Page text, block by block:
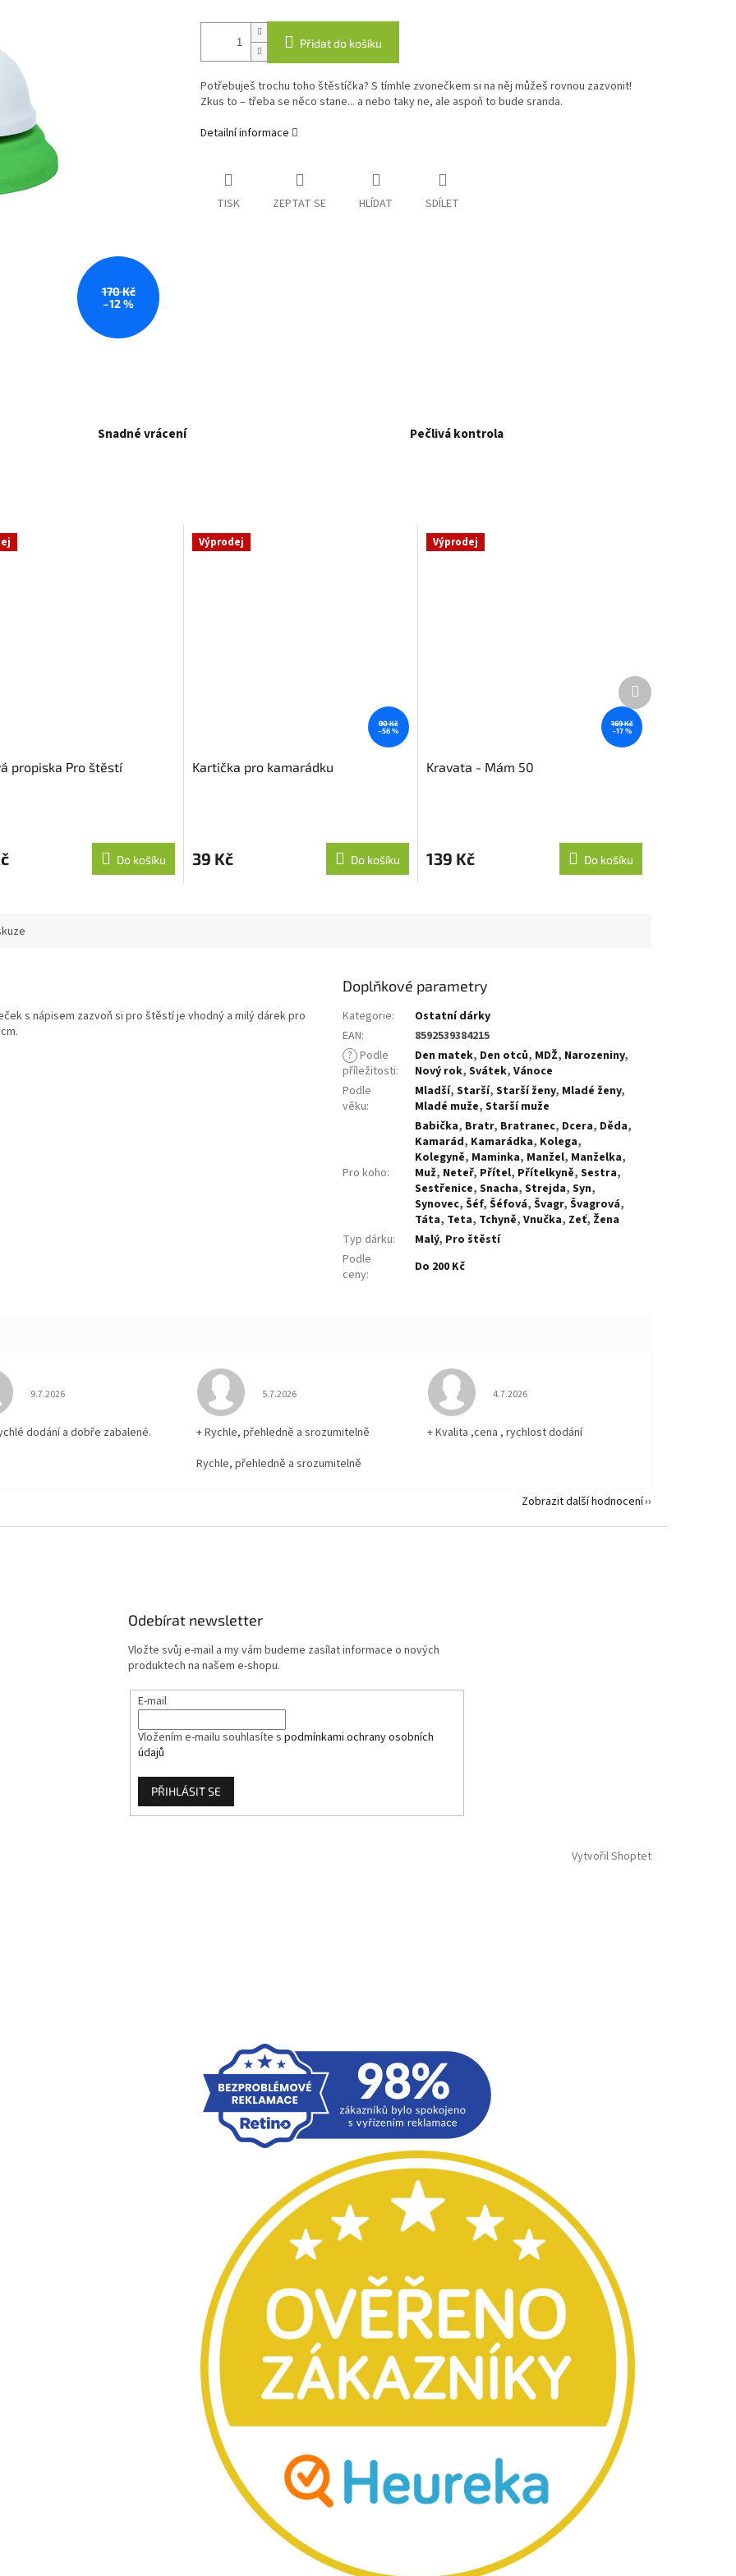
170 Kč
–12 %
Přidat do košíku
Potřebuješ trochu toho štěstíčka? S tímhle zvonečkem si na něj můžeš rovnou zazvonit!
Zkus to – třeba se něco stane... a nebo taky ne, ale aspoň to bude sranda.
Detailní informace
TISK ZEPTAT SE HLÍDAT SDÍLET
Snadné vrácení Pečlivá kontrola
propiska Pro štěstí
Do košíku
Výprodej
90 Kč
–56 %
Kartička pro kamarádku
39 Kč Do košíku
Výprodej
169 Kč
–17 %
Kravata - Mám 50
produktu
je
139 Kč Do košíku
Další
produkt
s nápisem zazvoň si pro štěstí je vhodný a milý dárek pro
Doplňkové parametry
Kategorie:
Ostatní dárky
EAN:
8592539384215
? Podle
příležitosti:
Den matek, Den otců, MDŽ, Narozeniny,
Nový rok,Svátek,Vánoce
Podle
věku:
Mladší,Starší,Starší ženy, Mladé ženy,
Mladé muže,Starší muže
Pro koho:
Babička, Bratr, Bratranec, Dcera, Děda,
Kamarád, Kamarádka, Kolega,
Kolegyně, Maminka, Manžel, Manželka,
Muž, Neteř, Přítel, Přítelkyně,Sestra,
Sestřenice,Snacha,Strejda,Syn,
Synovec,Šéf,Šéfová,Švagr,Švagrová,
Táta, Teta, Tchyně,Vnučka, Zeť, Žena
Typ dárku: Malý, Pro štěstí
Podle
ceny: Do 200 Kč
Hodnocení obchodu je 5 z 5 hvězdiček.
9.7.2026
dodání a dobře zabalené.
Hodnocení obchodu je 5 z 5 hvězdiček.
5.7.2026
+ Rychle, přehledně a srozumitelně
Rychle, přehledně a srozumitelně
Hodnocení obchodu je 5 z 5 hvězdiček.
4.7.2026
+ Kvalita ,cena , rychlost dodání
Zobrazit další hodnocení
Odebírat newsletter
Vložte svůj e-mail a my vám budeme zasílat informace o nových
produktech na našem e-shopu.
E-mail
Vložením e-mailu souhlasíte s podmínkami ochrany osobních
údajů
PŘIHLÁSIT SE
Vytvořil Shoptet